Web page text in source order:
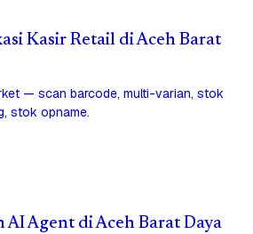
Kasir Retail di Aceh Barat
— scan barcode, multi-varian, stok
stok opname.
AI Agent di Aceh Barat Daya